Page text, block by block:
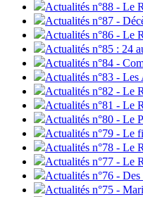
Actualités n°88 - Le
Actualités n°87 -
Actualités n°86 - Le
Actualités n°85 : 24
Actualités n°84 -
Actualités n°83 -
Actualités n°82 - Le
Actualités n°81 - Le
Actualités n°80 - Le
Actualités n°79 - Le
Actualités n°78 - Le
Actualités n°77 - Le
Actualités n°76 -
Actualités n°75 -